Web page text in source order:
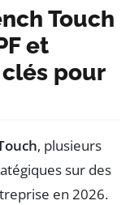
Touch
et
pour
, plusieurs
sur des
en 2026.